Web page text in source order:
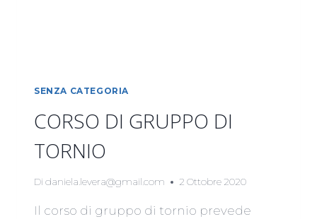
SENZA CATEGORIA
CORSO DI GRUPPO DI
TORNIO
Di daniela.levera@gmail.com 2 Ottobre 2020
Il corso di gruppo di tornio prevede